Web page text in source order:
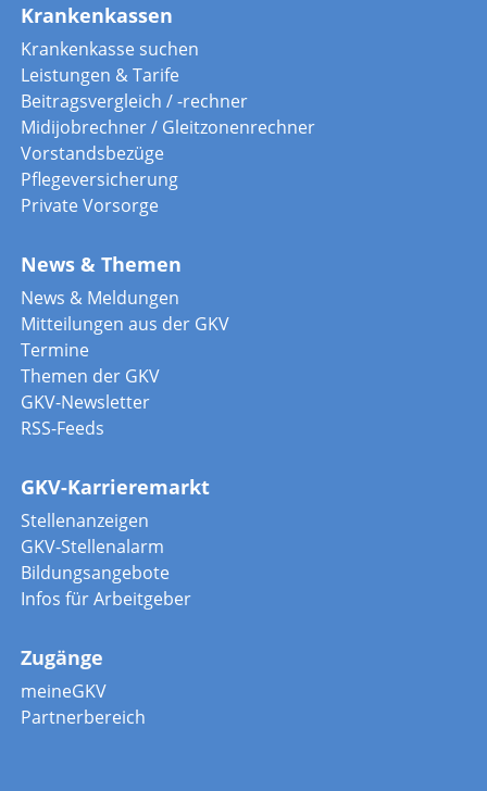
Krankenkassen
Krankenkasse suchen
Leistungen & Tarife
Beitragsvergleich / -rechner
Midijobrechner / Gleitzonenrechner
Vorstandsbezüge
Pflegeversicherung
Private Vorsorge
News & Themen
News & Meldungen
Mitteilungen aus der GKV
Termine
Themen der GKV
GKV-Newsletter
RSS-Feeds
GKV-Karrieremarkt
Stellenanzeigen
GKV-Stellenalarm
Bildungsangebote
Infos für Arbeitgeber
Zugänge
meineGKV
Partnerbereich